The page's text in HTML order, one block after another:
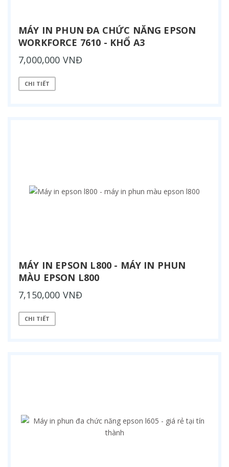
MÁY IN PHUN ĐA CHỨC NĂNG EPSON
WORKFORCE 7610 - KHỔ A3
7,000,000 VNĐ
CHI TIẾT
MÁY IN EPSON L800 - MÁY IN PHUN
MÀU EPSON L800
7,150,000 VNĐ
CHI TIẾT